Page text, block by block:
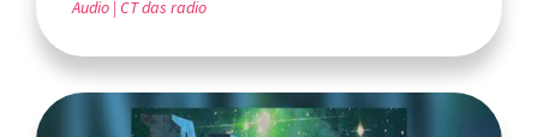
Audio CT das radio